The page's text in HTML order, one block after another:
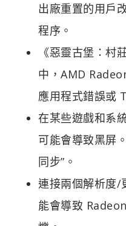
出廠重置的用戶
程序。
《惡靈古堡：村
中，AMD
應用程式錯誤或
在某些遊戲和系
可能會導致黑屏
同步”。
連接兩個解析度/
能會導致